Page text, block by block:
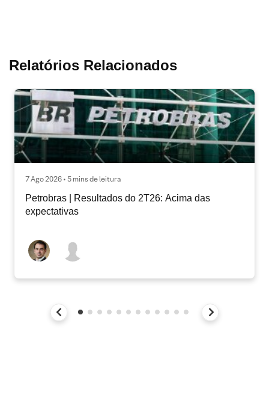
Relatórios Relacionados
7 Ago 2026 • 5 mins de leitura
Petrobras | Resultados do 2T26: Acima das
expectativas